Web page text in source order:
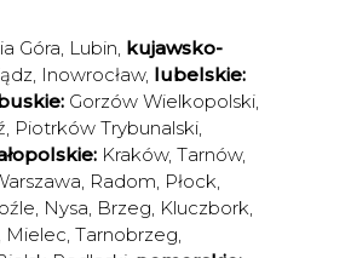
Góra, Lubin, kujawsko-
, Inowrocław, lubelskie:
Gorzów Wielkopolski,
, Piotrków Trybunalski,
Kraków, Tarnów,
, Radom, Płock,
, Nysa, Brzeg, Kluczbork,
Mielec, Tarnobrzeg,